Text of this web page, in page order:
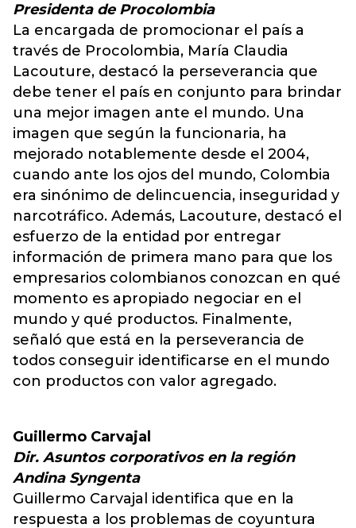
Presidenta de Procolombia
La encargada de promocionar el país a
través de Procolombia, María Claudia
Lacouture, destacó la perseverancia que
debe tener el país en conjunto para brindar
una mejor imagen ante el mundo. Una
imagen que según la funcionaria, ha
mejorado notablemente desde el 2004,
cuando ante los ojos del mundo, Colombia
era sinónimo de delincuencia, inseguridad y
narcotráfico. Además, Lacouture, destacó el
esfuerzo de la entidad por entregar
información de primera mano para que los
empresarios colombianos conozcan en qué
momento es apropiado negociar en el
mundo y qué productos. Finalmente,
señaló que está en la perseverancia de
todos conseguir identificarse en el mundo
con productos con valor agregado.
Guillermo Carvajal
Dir. Asuntos corporativos en la región
Andina Syngenta
Guillermo Carvajal identifica que en la
respuesta a los problemas de coyuntura